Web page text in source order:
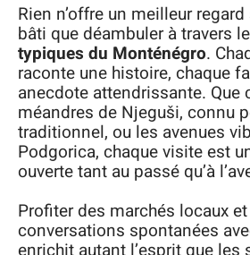
Rien n’offre un meilleur
bâti que déambuler à travers
typiques du Monténégro.
raconte une histoire, chaque
anecdote attendrissante. Que
méandres de Njeguši, connu
traditionnel, ou les avenues
Podgorica, chaque visite est
ouverte tant au passé qu’à
Profiter des marchés locaux
conversations spontanées